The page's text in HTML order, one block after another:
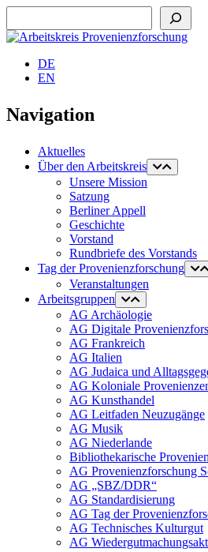
DE
EN
Navigation
Aktuelles
Über den Arbeitskreis
Unsere Mission
Satzung
Berliner Appell
Geschichte
Vorstand
Rundbriefe des Vorstands
Tag der Provenienzforschung
Veranstaltungen
Arbeitsgruppen
AG Archäologie
AG Digitale
AG Frankreich
AG Italien
AG Judaica und
AG Koloniale
AG Kunsthandel
AG Leitfaden Neuzugänge
AG Musik
AG Niederlande
Bibliothekarische
AG Provenienzforschung
AG „SBZ/DDR“
AG Standardisierung
AG Tag der
AG Technisches Kulturgut
AG